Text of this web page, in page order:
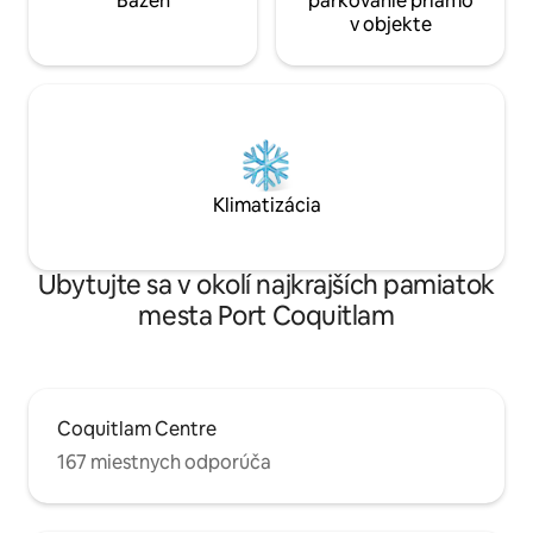
v objekte
Klimatizácia
Ubytujte sa v okolí najkrajších pamiatok
mesta Port Coquitlam
Coquitlam Centre
167 miestnych odporúča